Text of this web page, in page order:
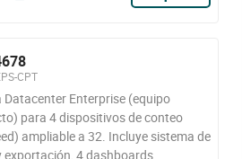
CPT
Datacenter Enterprise (equipo
para 4 dispositivos de conteo
ampliable a 32. Incluye sistema de
exportación, 4 dashboards